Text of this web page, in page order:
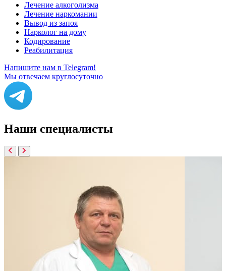
Лечение алкоголизма
Лечение наркомании
Вывод из запоя
Нарколог на дому
Кодирование
Реабилитация
Напишите нам в Telegram!
Мы отвечаем круглосуточно
Наши специалисты